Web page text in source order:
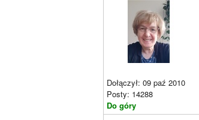
Dołączył: 09 paź 2010
Posty: 14288
Do góry